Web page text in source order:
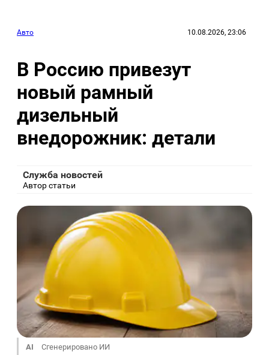
Авто 10.08.2026, 23:06
В Россию привезут
новый рамный
дизельный
внедорожник: детали
Служба новостей
Автор статьи
AI Сгенерировано ИИ